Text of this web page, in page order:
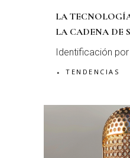
LA
LA CADENA DE
Identificación
TENDENCIAS